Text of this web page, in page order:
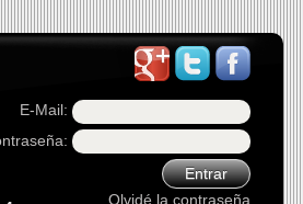
E-Mail:
Entrar
Olvidé la contraseña